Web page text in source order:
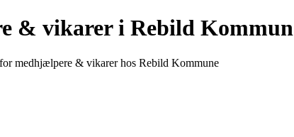
& vikarer i Rebild
medhjælpere & vikarer hos Rebild Kommune